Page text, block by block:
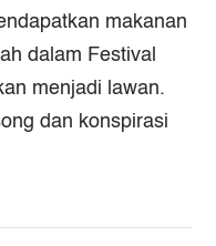
makanan
dalam Festival
menjadi lawan.
dan konspirasi